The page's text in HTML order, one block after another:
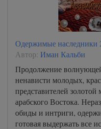
Одержимые наследники
Автор: Иман Кальби
Продолжение
ненависти молодых,
представителей
арабского Востока.
обиды и интриги,
готовая выдержать все